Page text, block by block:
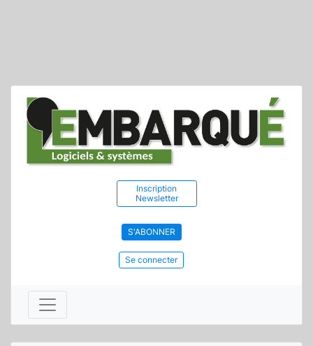
Inscription
Newsletter
S'ABONNER
Se connecter